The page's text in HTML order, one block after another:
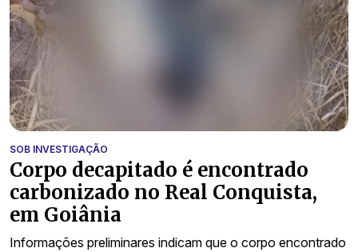
SOB INVESTIGAÇÃO
Corpo decapitado é encontrado
carbonizado no Real Conquista,
em Goiânia
Informações preliminares indicam que o corpo encontrado